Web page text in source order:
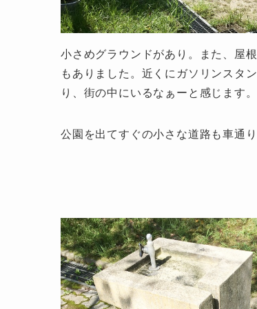
小さめグラウンドがあり。また、屋
もありました。近くにガソリンスタ
り、街の中にいるなぁーと感じます。
公園を出てすぐの小さな道路も車通